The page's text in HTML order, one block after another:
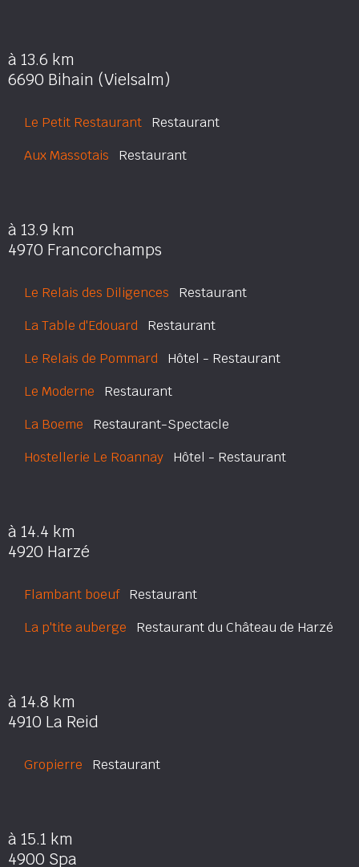
à 13.6 km
6690 Bihain (Vielsalm)
Le Petit Restaurant Restaurant
Aux Massotais Restaurant
à 13.9 km
4970 Francorchamps
Le Relais des Diligences Restaurant
La Table d'Edouard Restaurant
Le Relais de Pommard Hôtel - Restaurant
Le Moderne Restaurant
La Boeme Restaurant-Spectacle
Hostellerie Le Roannay Hôtel - Restaurant
à 14.4 km
4920 Harzé
Flambant boeufRestaurant
La p'tite auberge Restaurant du Château de Harzé
à 14.8 km
4910 La Reid
Gropierre Restaurant
à 15.1 km
4900 Spa